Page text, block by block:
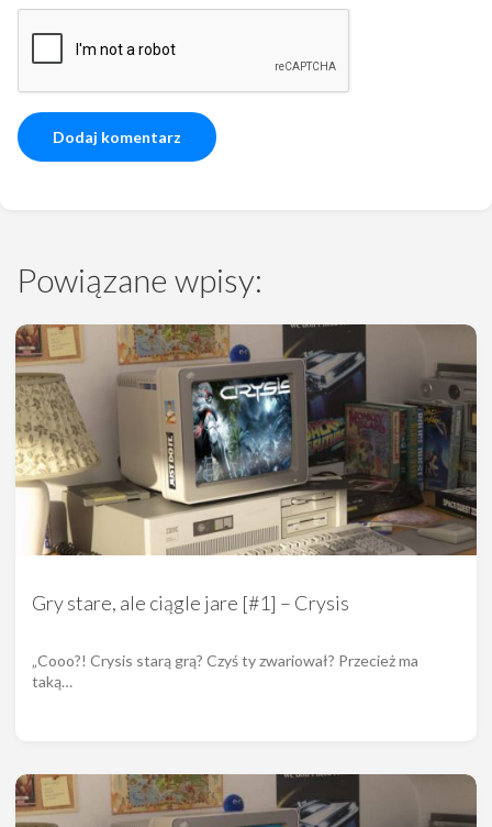
Powiązane wpisy:
Gry stare, ale ciągle jare [#1] – Crysis
„Cooo?! Crysis starą grą? Czyś ty zwariował? Przecież ma
taką…